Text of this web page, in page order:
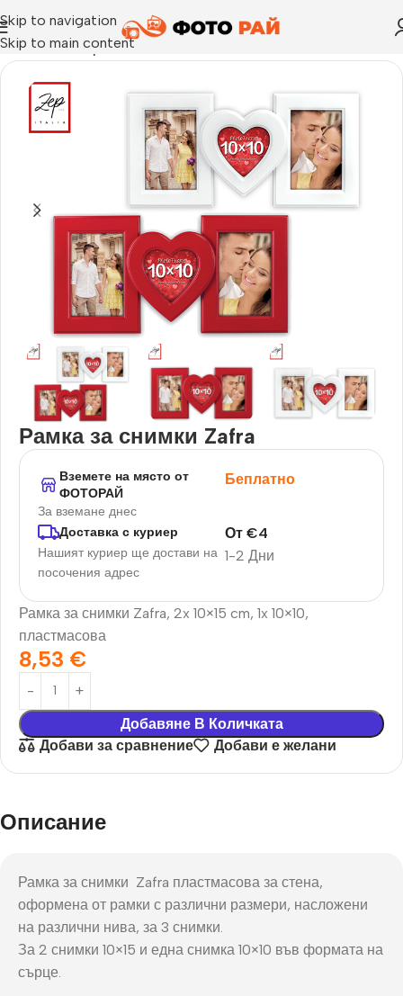
Skip to navigation
Skip to main content
Начало›Галерия›Рамка за снимки Zafra
Рамка за снимки Zafra
Вземете на място от
ФОТОРАЙ
За вземане днес
Беплатно
Доставка с куриер
Нашият куриер ще достави на
посочения адрес
1-2 Дни
От€4
Рамка за снимки Zafra, 2x 10×15 cm, 1x 10×10,
пластмасова
8,53 €
Добавяне В Количката
Добави за сравнение
Добави е желани
Описание
Рамка за снимки Zafra пластмасова за стена,
оформена от рамки с различни размери, насложени
на различни нива, за 3 снимки.
За 2 снимки 10×15 и една снимка 10×10 във формата на
сърце.